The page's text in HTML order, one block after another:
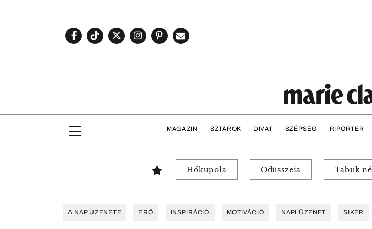
MAGAZIN SZTÁROK DIVAT SZÉPSÉG RIPORTER
Hőkupola Odüsszeia Tabuk
A NAP ÜZENETE ERŐ INSPIRÁCIÓ MOTIVÁCIÓ NAPI ÜZENET SIKER